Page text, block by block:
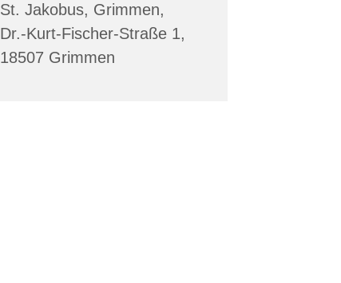
St. Jakobus, Grimmen,
Dr.-Kurt-Fischer-Straße 1,
18507 Grimmen